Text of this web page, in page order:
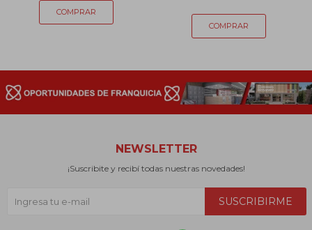
NEWSLETTER
¡Suscribite y recibí todas nuestras novedades!
SUSCRIBIRME